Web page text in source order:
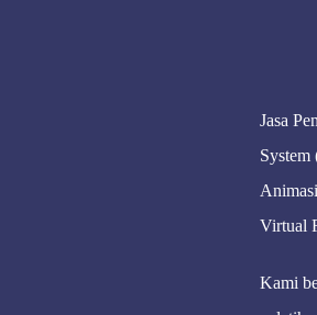
Jasa
Virtual
Kami